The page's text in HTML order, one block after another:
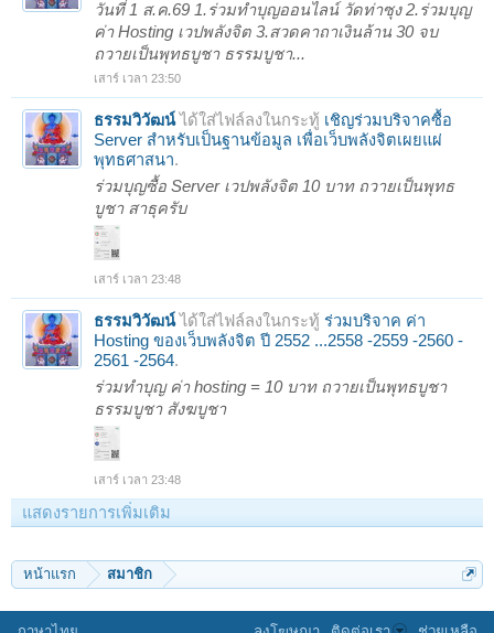
วันที่ 1 ส.ค.69 1.ร่วมทำบุญออนไลน์ วัดท่าซุง 2.ร่วมบุญ
ค่า Hosting เวปพลังจิต 3.สวดคาถาเงินล้าน 30 จบ
ถวายเป็นพุทธบูชา ธรรมบูชา...
เสาร์ เวลา 23:50
ธรรมวิวัฒน์ได้ใส่ไฟล์ลงในกระทู้ เชิญร่วมบริจาคซื้อ
Server สำหรับเป็นฐานข้อมูล เพื่อเว็บพลังจิตเผยแผ่
พุทธศาสนา.
ร่วมบุญซื้อ Server เวปพลังจิต 10 บาท ถวายเป็นพุทธ
บูชา สาธุครับ
เสาร์ เวลา 23:48
ธรรมวิวัฒน์ได้ใส่ไฟล์ลงในกระทู้ ร่วมบริจาค ค่า
Hosting ของเว็บพลังจิต ปี 2552 ...2558 -2559 -2560 -
2561 -2564.
ร่วมทำบุญ ค่า hosting = 10 บาท ถวายเป็นพุทธบูชา
ธรรมบูชา สังฆบูชา
เสาร์ เวลา 23:48
แสดงรายการเพิ่มเติม
หน้าแรก สมาชิก